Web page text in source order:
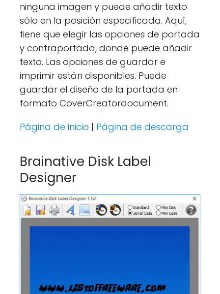
ninguna imagen y puede añadir texto
sólo en la posición especificada. Aquí,
tiene que elegir las opciones de portada
y contraportada, donde puede añadir
texto. Las opciones de guardar e
imprimir están disponibles. Puede
guardar el diseño de la portada en
formato CoverCreatordocument.
Página de inicio | Página de descarga
Brainative Disk Label
Designer